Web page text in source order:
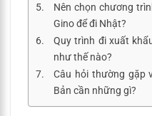
Nên chọn chương
Gino để đi Nhật?
Quy trình đi xuất
như thế nào?
Câu hỏi thường gặp
Bản cần những gì?